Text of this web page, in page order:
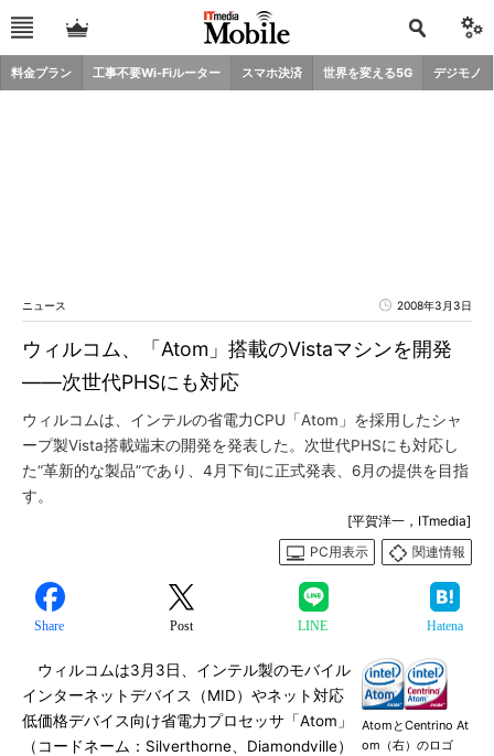
料金プラン 工事不要Wi-Fiルーター スマホ決済 世界を変える5G デジモノ
ニュース 2008年3月3日
ウィルコム、「Atom」搭載のVistaマシンを開発
――次世代PHSにも対応
ウィルコムは、インテルの省電力CPU「Atom」を採用したシャ
ープ製Vista搭載端末の開発を発表した。次世代PHSにも対応し
た“革新的な製品”であり、4月下旬に正式発表、6月の提供を目指
す。
[平賀洋一，ITmedia]
PC用表示
関連情報
Share Post LINE Hatena
AtomとCentrino At
om（右）のロゴ
ウィルコムは3月3日、インテル製のモバイル
インターネットデバイス（MID）やネット対応
低価格デバイス向け省電力プロセッサ「Atom」
（コードネーム：Silverthorne、Diamondville）